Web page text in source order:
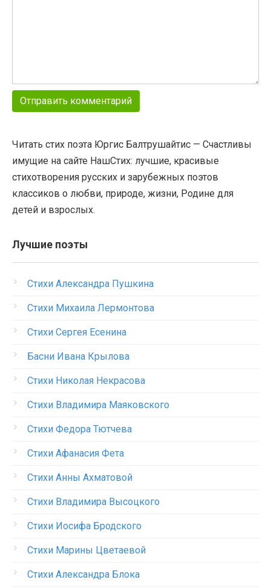
Читать стих поэта Юргис Балтрушайтис — Счастливы
имущие на сайте НашСтих: лучшие, красивые
стихотворения русских и зарубежных поэтов
классиков о любви, природе, жизни, Родине для
детей и взрослых.
Лучшие поэты
Стихи Александра Пушкина
Стихи Михаила Лермонтова
Стихи Сергея Есенина
Басни Ивана Крылова
Стихи Николая Некрасова
Стихи Владимира Маяковского
Стихи Федора Тютчева
Стихи Афанасия Фета
Стихи Анны Ахматовой
Стихи Владимира Высоцкого
Стихи Иосифа Бродского
Стихи Марины Цветаевой
Стихи Александра Блока